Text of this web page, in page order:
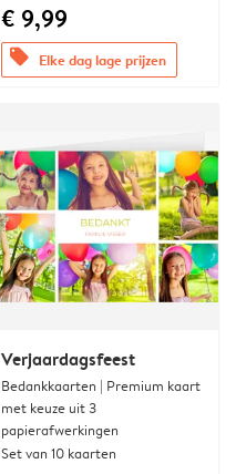
€ 9,99
offers Elke dag lage prijzen
Verjaardagsfeest
Bedankkaarten | Premium kaart
met keuze uit 3
papierafwerkingen
Set van 10 kaarten